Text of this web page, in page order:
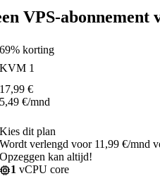
VPS-abonnement
69% korting
KVM 1
17,99 €
5,49 €/mnd
Kies dit plan
Wordt verlengd voor 11,99 €/mnd
Opzeggen kan altijd!
1 vCPU core